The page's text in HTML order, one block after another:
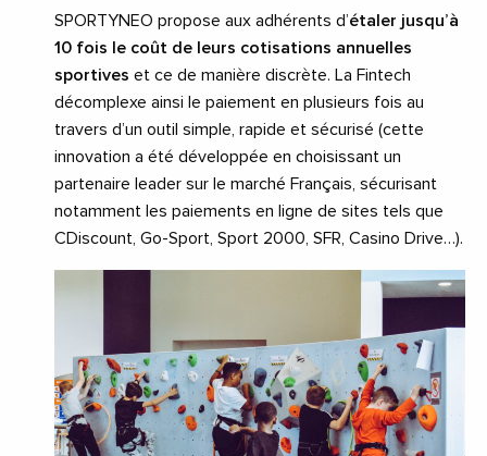
SPORTYNEO propose aux adhérents d’étaler jusqu’à
10 fois le coût de leurs cotisations annuelles
sportives et ce de manière discrète. La Fintech
décomplexe ainsi le paiement en plusieurs fois au
travers d’un outil simple, rapide et sécurisé (cette
innovation a été développée en choisissant un
partenaire leader sur le marché Français, sécurisant
notamment les paiements en ligne de sites tels que
CDiscount, Go-Sport, Sport 2000, SFR, Casino Drive…).